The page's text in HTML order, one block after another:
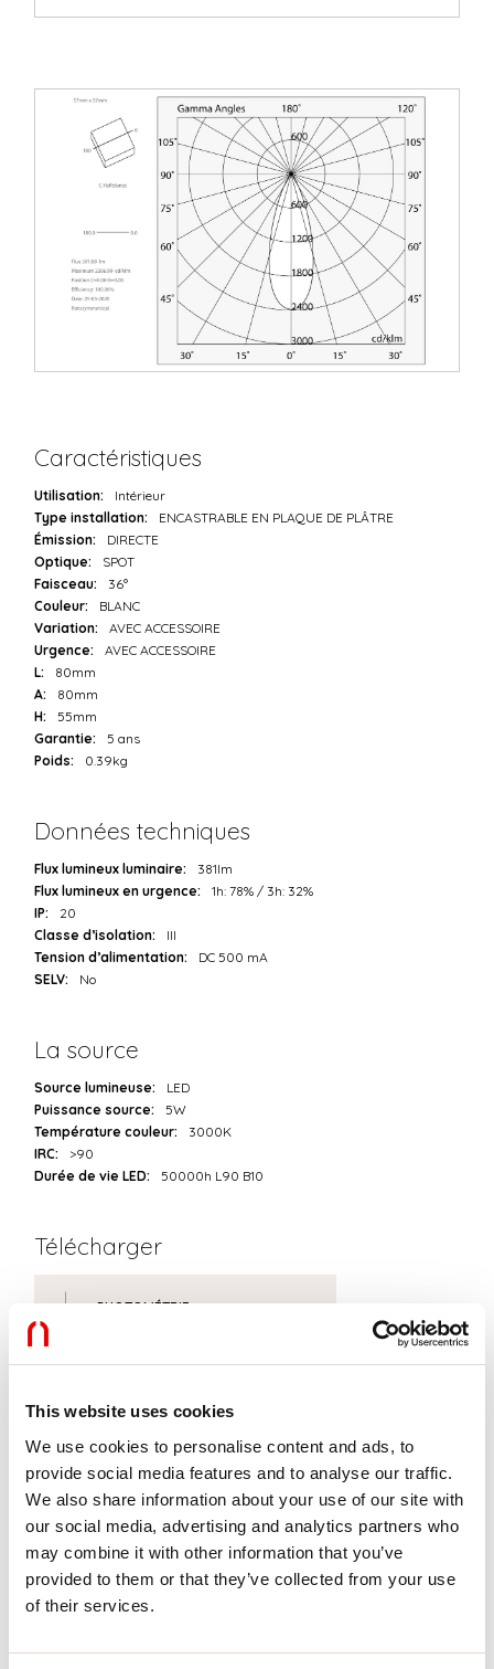
This website uses cookies
We use cookies to personalise content and ads, to
provide social media features and to analyse our traffic.
We also share information about your use of our site with
our social media, advertising and analytics partners who
may combine it with other information that you’ve
provided to them or that they’ve collected from your use
of their services.
Caractéristiques
Utilisation:
Intérieur
Type installation:
ENCASTRABLE EN PLAQUE DE PLÂTRE
Émission:
DIRECTE
Optique:
SPOT
Faisceau:
36°
Couleur:
BLANC
Variation:
AVEC ACCESSOIRE
Urgence:
AVEC ACCESSOIRE
L:
80mm
A:
80mm
H:
55mm
Garantie:
5 ans
Poids:
0.39kg
Données techniques
Flux lumineux luminaire:
381lm
Flux lumineux en urgence:
1h: 78% / 3h: 32%
IP:
20
Classe d’isolation:
III
Tension d’alimentation:
DC 500 mA
SELV:
No
La source
Source lumineuse:
LED
Puissance source:
5W
Température couleur:
3000K
IRC:
>90
Durée de vie LED:
50000h L90 B10
Télécharger
PHOTOMÉTRIE
INSTRUCTIONS DE MONTAGE
LIGHT SOURCE